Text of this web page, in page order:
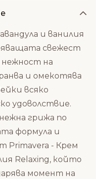
и ванилия
свежест
нежност на
и омекотява
всяко
удоволствие.
грижа по
формула и
Primavera - Крем
Relaxing, който
момент на